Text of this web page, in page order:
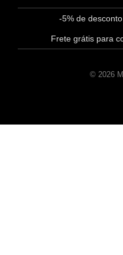
-5% de
Frete grátis para
© 2026